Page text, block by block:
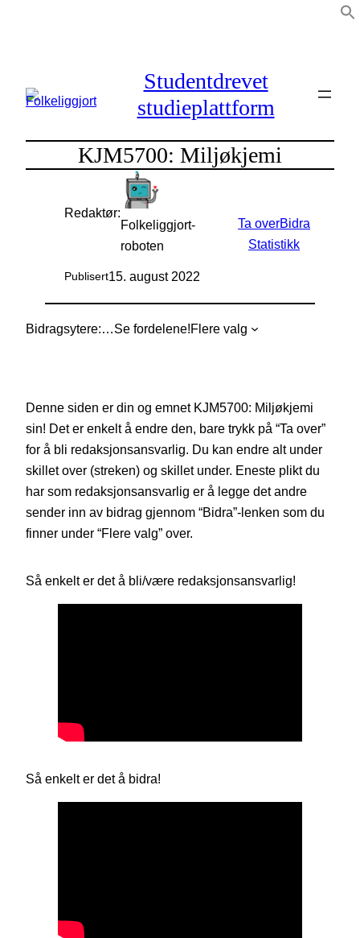
Studentdrevet
studieplattform
KJM5700: Miljøkjemi
Redaktør:
Folkeliggjort-
roboten
Publisert15. august 2022
Ta overBidra
Statistikk
Bidragsytere: Se fordelene!Flere valg
Denne siden er din og emnet KJM5700: Miljøkjemi
sin! Det er enkelt å endre den, bare trykk på “Ta over”
for å bli redaksjonsansvarlig. Du kan endre alt under
skillet over (streken) og skillet under. Eneste plikt du
har som redaksjonsansvarlig er å legge det andre
sender inn av bidrag gjennom “Bidra”-lenken som du
finner under “Flere valg” over.
Så enkelt er det å bli/være redaksjonsansvarlig!
Så enkelt er det å bidra!